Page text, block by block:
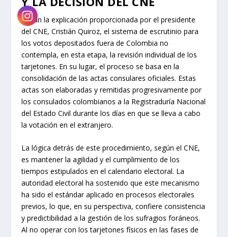
Según la explicación proporcionada por el presidente
del CNE, Cristián Quiroz, el sistema de escrutinio para
los votos depositados fuera de Colombia no
contempla, en esta etapa, la revisión individual de los
tarjetones. En su lugar, el proceso se basa en la
consolidación de las actas consulares oficiales. Estas
actas son elaboradas y remitidas progresivamente por
los consulados colombianos a la Registraduría Nacional
del Estado Civil durante los días en que se lleva a cabo
la votación en el extranjero.
La lógica detrás de este procedimiento, según el CNE,
es mantener la agilidad y el cumplimiento de los
tiempos estipulados en el calendario electoral. La
autoridad electoral ha sostenido que este mecanismo
ha sido el estándar aplicado en procesos electorales
previos, lo que, en su perspectiva, confiere consistencia
y predictibilidad a la gestión de los sufragios foráneos.
Al no operar con los tarjetones físicos en las fases de